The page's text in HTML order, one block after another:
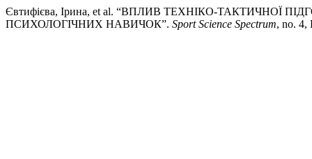
Євтифієва, Ірина, et al. “ВПЛИВ ТЕХНІКО-ТАКТИЧНОЇ
ПСИХОЛОГІЧНИХ НАВИЧОК”. Sport Science Spectrum, no. 4,